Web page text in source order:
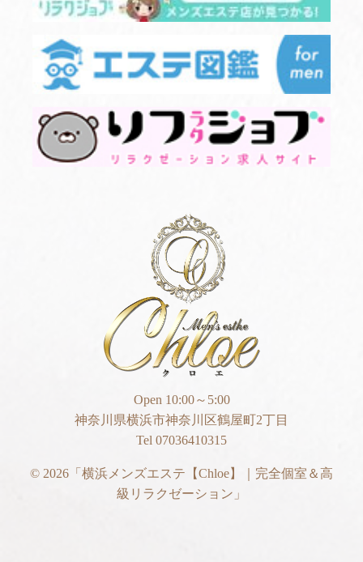
Open 10:00～5:00
神奈川県横浜市神奈川区鶴屋町2丁目
Tel 07036410315
© 2026 「横浜メンズエステ【Chloe】｜完全個室＆高
級リラクゼーション」